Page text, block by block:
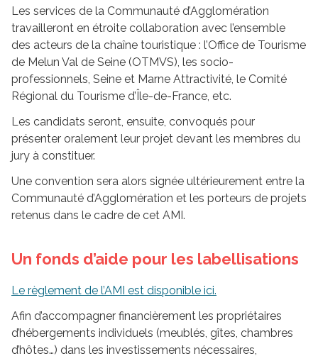
Les services de la Communauté d’Agglomération
travailleront en étroite collaboration avec l’ensemble
des acteurs de la chaîne touristique : l’Office de Tourisme
de Melun Val de Seine (OTMVS), les socio-
professionnels, Seine et Marne Attractivité, le Comité
Régional du Tourisme d’Île-de-France, etc.
Les candidats seront, ensuite, convoqués pour
présenter oralement leur projet devant les membres du
jury à constituer.
Une convention sera alors signée ultérieurement entre la
Communauté d’Agglomération et les porteurs de projets
retenus dans le cadre de cet AMI.
Un fonds d’aide pour les labellisations
Le règlement de l’AMI est disponible ici.
Afin d’accompagner financièrement les propriétaires
d’hébergements individuels (meublés, gîtes, chambres
d’hôtes…) dans les investissements nécessaires,